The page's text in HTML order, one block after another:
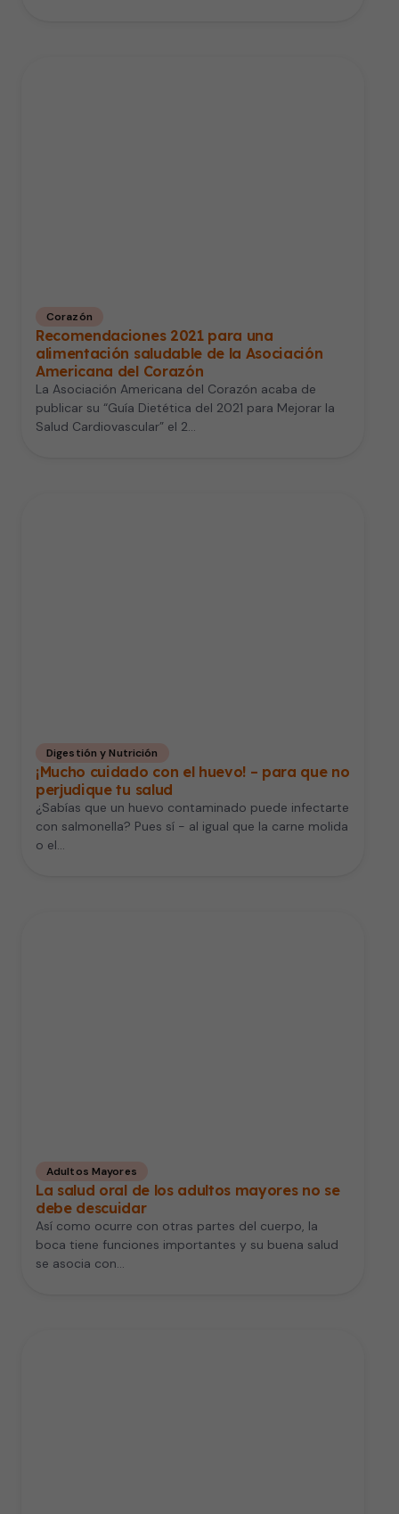
Corazón
Recomendaciones 2021 para una
alimentación saludable de la Asociación
Americana del Corazón
La Asociación Americana del Corazón acaba de
publicar su “Guía Dietética del 2021 para Mejorar la
Salud Cardiovascular” el 2…
Digestión y Nutrición
¡Mucho cuidado con el huevo! – para que no
perjudique tu salud
¿Sabías que un huevo contaminado puede infectarte
con salmonella? Pues sí - al igual que la carne molida
o el…
Adultos Mayores
La salud oral de los adultos mayores no se
debe descuidar
Así como ocurre con otras partes del cuerpo, la
boca tiene funciones importantes y su buena salud
se asocia con…